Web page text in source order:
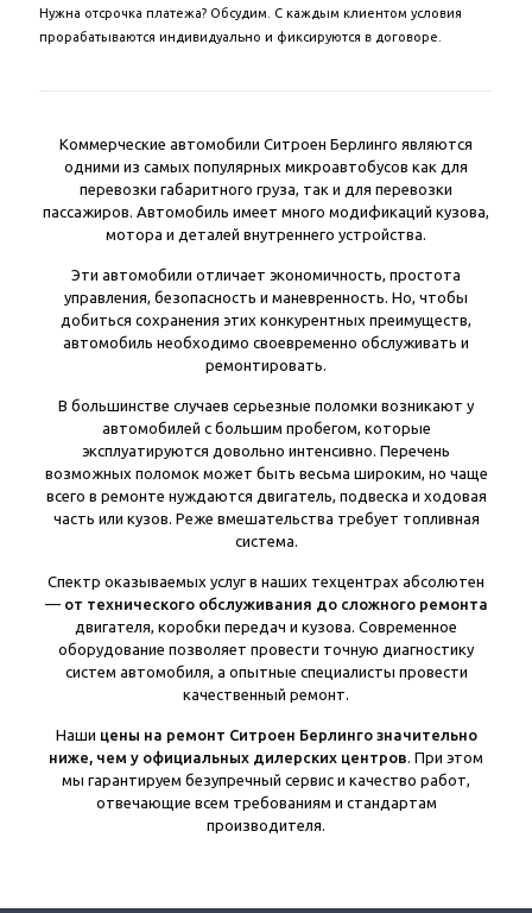
Нужна отсрочка платежа? Обсудим. С каждым клиентом условия
прорабатываются индивидуально и фиксируются в договоре.
Коммерческие автомобили Ситроен Берлинго являются
одними из самых популярных микроавтобусов как для
перевозки габаритного груза, так и для перевозки
пассажиров. Автомобиль имеет много модификаций кузова,
мотора и деталей внутреннего устройства.
Эти автомобили отличает экономичность, простота
управления, безопасность и маневренность. Но, чтобы
добиться сохранения этих конкурентных преимуществ,
автомобиль необходимо своевременно обслуживать и
ремонтировать.
В большинстве случаев серьезные поломки возникают у
автомобилей с большим пробегом, которые
эксплуатируются довольно интенсивно. Перечень
возможных поломок может быть весьма широким, но чаще
всего в ремонте нуждаются двигатель, подвеска и ходовая
часть или кузов. Реже вмешательства требует топливная
система.
Спектр оказываемых услуг в наших техцентрах абсолютен
— от технического обслуживания до сложного ремонта
двигателя, коробки передач и кузова. Современное
оборудование позволяет провести точную диагностику
систем автомобиля, а опытные специалисты провести
качественный ремонт.
Наши цены на ремонт Ситроен Берлинго значительно
ниже, чем у официальных дилерских центров . При этом
мы гарантируем безупречный сервис и качество работ,
отвечающие всем требованиям и стандартам
производителя.